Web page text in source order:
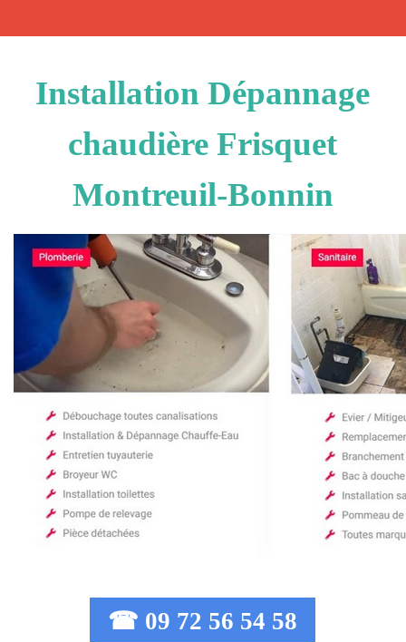
Installation Dépannage
chaudière Frisquet
Montreuil-Bonnin
☎ 09 72 56 54 58